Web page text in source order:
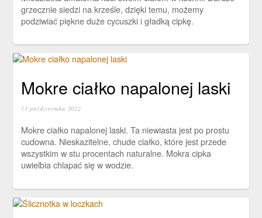
grzecznie siedzi na krześle, dzięki temu, możemy
podziwiać piękne duże cycuszki i gładką cipkę.
Mokre ciałko napalonej laski
13 października 2022
Mokre ciałko napalonej laski. Ta niewiasta jest po prostu
cudowna. Nieskazitelne, chude ciałko, które jest przede
wszystkim w stu procentach naturalne. Mokra cipka
uwielbia chlapać się w wodzie.